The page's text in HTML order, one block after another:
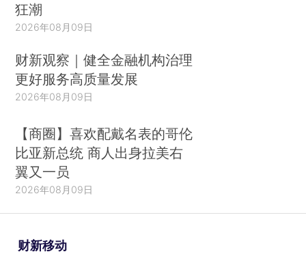
狂潮
2026年08月09日
财新观察｜健全金融机构治理
更好服务高质量发展
2026年08月09日
【商圈】喜欢配戴名表的哥伦
比亚新总统 商人出身拉美右
翼又一员
2026年08月09日
财新移动